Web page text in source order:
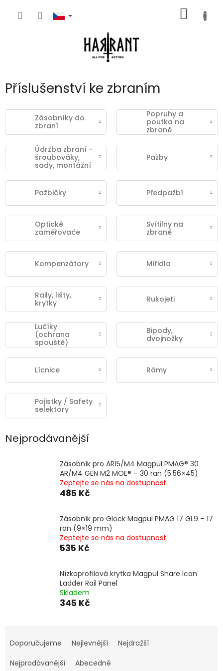
KOŠÍK
Příslušenství ke zbraním
Zásobníky do
zbraní
Popruhy a
poutka na
zbraně
Údržba zbraní -
šroubováky,
sady, montážní
klíče
Pažby
Pažbičky Předpažbí
Optické
zaměřovače
Svítilny na
zbraně
Kompenzátory Mířidla
Raily, lišty,
krytky
Rukojeti
Lučíky
(ochrana
spouště)
Bipody,
dvojnožky
Lícnice Rámy
Pojistky / Safety
selektory
Nejprodávanější
Zásobník pro AR15/M4 Magpul PMAG® 30
AR/M4 GEN M2 MOE® – 30 ran (5.56×45)
Zeptejte se nás na dostupnost
485 Kč
Zásobník pro Glock Magpul PMAG 17 GL9 – 17
ran (9×19 mm)
Zeptejte se nás na dostupnost
535 Kč
Nízkoprofilová krytka Magpul Share Icon
Ladder Rail Panel
Skladem
345 Kč
a
e
Doporučujeme Nejlevnější
Nejdražší
Nejprodávanější
Abecedně